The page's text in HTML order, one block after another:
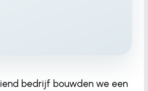
bedrijf bouwden we een